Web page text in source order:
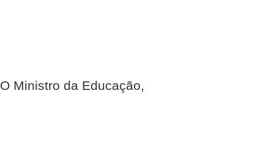
O Ministro da Educação,